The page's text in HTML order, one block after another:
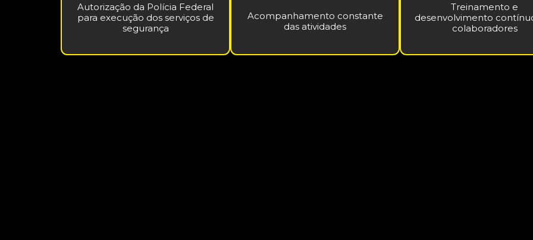
Autorização da Polícia Federal
para execução dos serviços de
segurança
Acompanhamento constante
das atividades
Treinamento e
desenvolvimento
colaboradores